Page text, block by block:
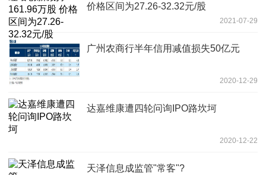
价格区间为27.26-32.32元/股
2021-07-29
广州农商行半年信用减值损失50亿元
2020-12-29
达嘉维康遭四轮问询IPO路坎坷
2020-12-22
天泽信息成监管"常客"?